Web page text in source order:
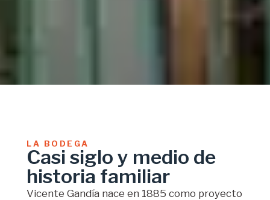
LA BODEGA
Casi siglo y medio de
historia familiar
Vicente Gandía nace en 1885 como proyecto